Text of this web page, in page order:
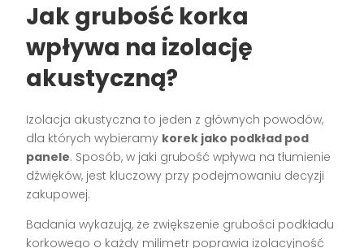
Jak grubość korka
wpływa na izolację
akustyczną?
Izolacja akustyczna to jeden z głównych powodów,
dla których wybieramy korek jako podkład pod
panele. Sposób, w jaki grubość wpływa na tłumienie
dźwięków, jest kluczowy przy podejmowaniu decyzji
zakupowej.
Badania wykazują, że zwiększenie grubości podkładu
korkowego o każdy milimetr poprawia izolacyjność